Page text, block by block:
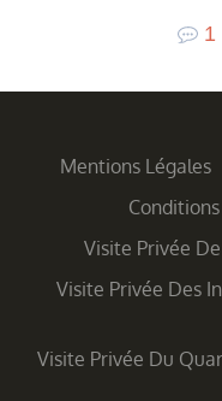
1
Mentions Légales
Visite Privée
Visite Privée Des
Visite Privée Du